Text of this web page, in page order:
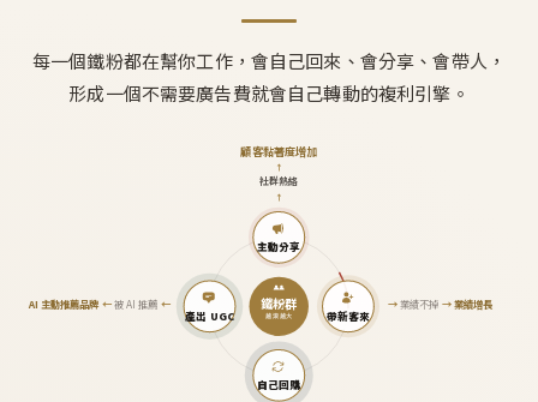
每一個鐵粉都在幫你工作，會自己回來、會分享、會帶人，
形成一個不需要廣告費就會自己轉動的複利引擎。
鐵粉群
越滾越大
主動分享
↑
社群熱絡
↑
顧客黏著度增加
帶新客來
→業績不掉 →業績增長
自己回購
產出 UGC
AI 主動推薦品牌←被 AI 推薦 ←